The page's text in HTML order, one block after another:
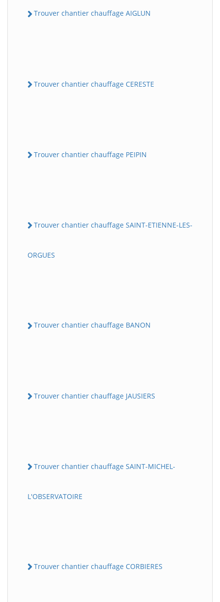
Trouver chantier chauffage AIGLUN
Trouver chantier chauffage CERESTE
Trouver chantier chauffage PEIPIN
Trouver chantier chauffage SAINT-ETIENNE-LES-
ORGUES
Trouver chantier chauffage BANON
Trouver chantier chauffage JAUSIERS
Trouver chantier chauffage SAINT-MICHEL-
L'OBSERVATOIRE
Trouver chantier chauffage CORBIERES